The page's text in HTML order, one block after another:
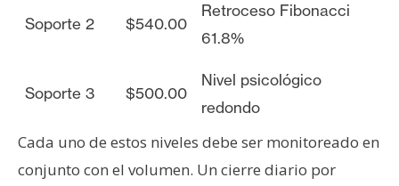
Soporte 2 $540.00
Retroceso Fibonacci
61.8%
Soporte 3 $500.00
Nivel psicológico
redondo
Cada uno de estos niveles debe ser monitoreado en
conjunto con el volumen. Un cierre diario por